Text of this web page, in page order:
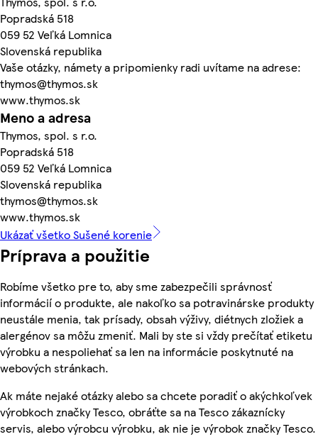
Popradská 518
059 52 Veľká Lomnica
Slovenská republika
Vaše otázky, námety a pripomienky radi uvítame na adrese:
thymos@thymos.sk
www.thymos.sk
Meno a adresa
Thymos, spol. s r.o.
Popradská 518
059 52 Veľká Lomnica
Slovenská republika
thymos@thymos.sk
www.thymos.sk
Ukázať všetko Sušené korenie
Príprava a použitie
Robíme všetko pre to, aby sme zabezpečili správnosť
informácií o produkte, ale nakoľko sa potravinárske produkty
neustále menia, tak prísady, obsah výživy, diétnych zložiek a
alergénov sa môžu zmeniť. Mali by ste si vždy prečítať etiketu
výrobku a nespoliehať sa len na informácie poskytnuté na
webových stránkach.
Ak máte nejaké otázky alebo sa chcete poradiť o akýchkoľvek
výrobkoch značky Tesco, obráťte sa na Tesco zákaznícky
servis, alebo výrobcu výrobku, ak nie je výrobok značky Tesco.